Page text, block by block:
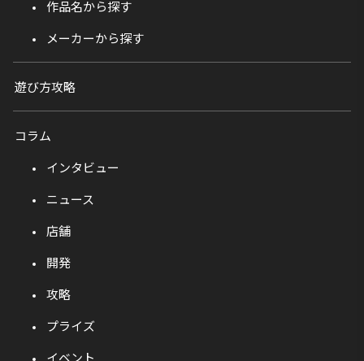
作品名から探す
メーカーから探す
遊び方攻略
コラム
インタビュー
ニュース
店舗
開発
攻略
プライズ